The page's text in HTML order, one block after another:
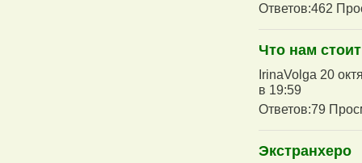
Ответов:462
Что нам
IrinaVolga 20
в 19:59
Ответов:79
Экстранхеро